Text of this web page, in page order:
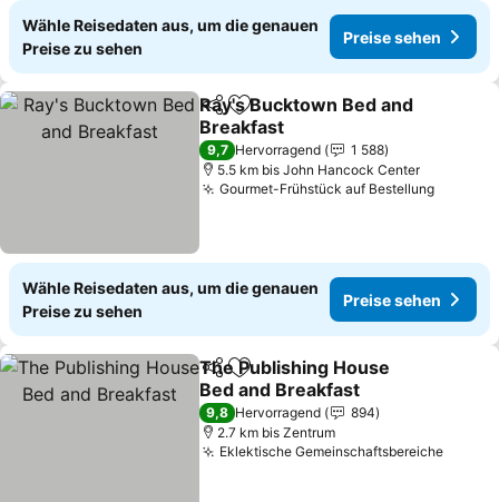
Wähle Reisedaten aus, um die genauen
Preise zu sehen
Preise sehen
TeilenZu Favoriten hinzufügen
Ray's Bucktown Bed and
Breakfast
9,7 Hervorragend
1 588
5.5 km bis John Hancock Center
Gourmet-Frühstück auf Bestellung
Wähle Reisedaten aus, um die genauen
Preise zu sehen
Preise sehen
TeilenZu Favoriten hinzufügen
The Publishing House
Bed and Breakfast
9,8 Hervorragend
894
2.7 km bis Zentrum
Eklektische Gemeinschaftsbereiche